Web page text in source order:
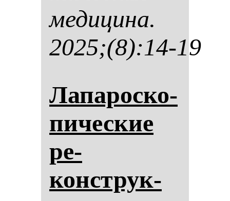
ме­ди­ци­на.
2025;(8):14-19
Ла­па­рос­ко­
пи­чес­кие
ре­
конструк­